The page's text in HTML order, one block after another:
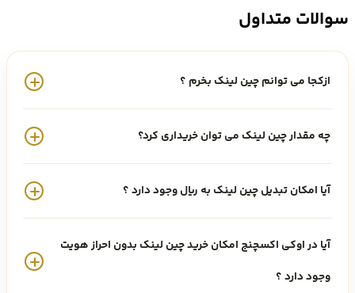
1,540,401 تومان است که با احتساب
امروز، 8.232 دلار معامله می
ارز چین لینک (LINK) چیست
سوالات متداول
ازکجا می توانم چین لینک بخرم ؟
چه مقدار چین لینک می توان خریداری کرد؟
آیا امکان تبدیل چین لینک به ریال وجود دارد ؟
آیا در اوکی اکسچنج امکان خرید چین لینک بدون احراز هویت
وجود دارد ؟